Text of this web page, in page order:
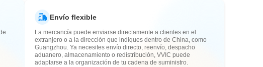
Envío flexible
La mercancía puede enviarse directamente a clientes en el
extranjero o a la dirección que indiques dentro de China, como
Guangzhou. Ya necesites envío directo, reenvío, despacho
aduanero, almacenamiento o redistribución, VVIC puede
adaptarse a la organización de tu cadena de suministro.